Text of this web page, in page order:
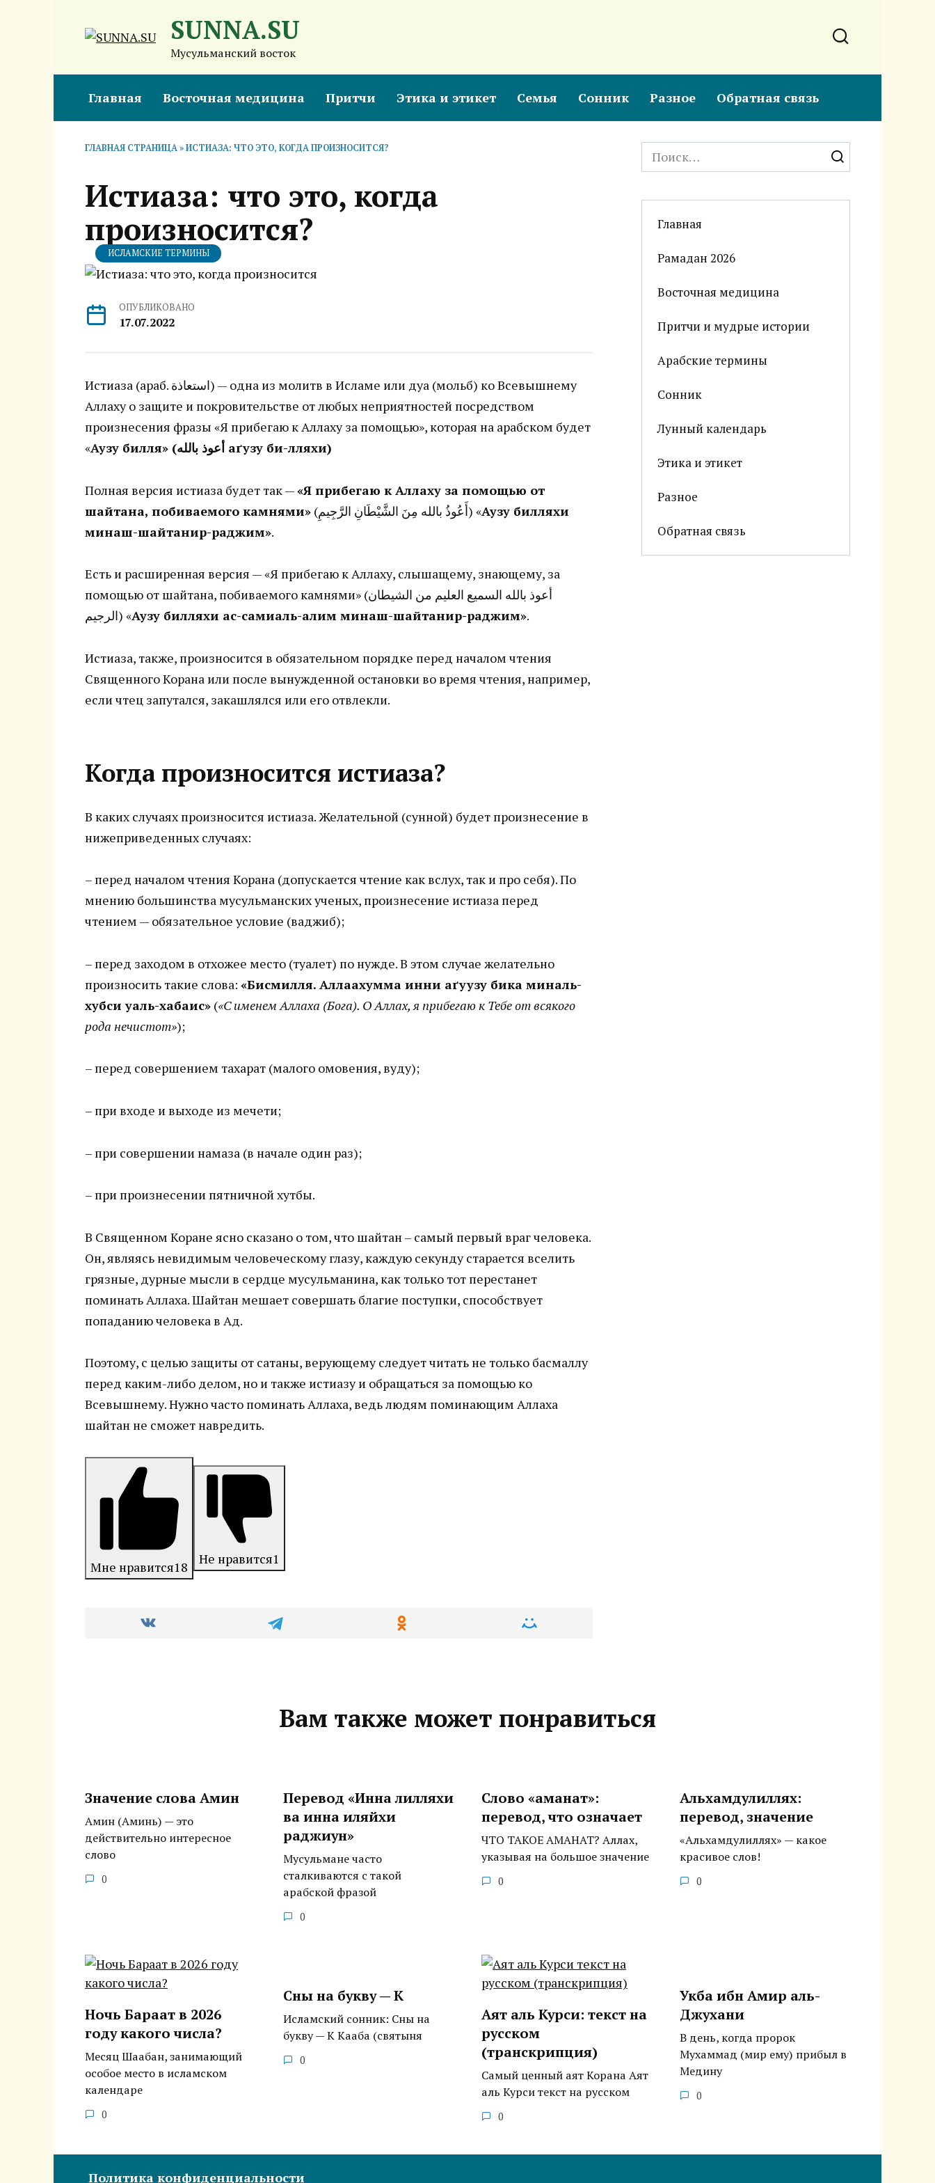
SUNNA.SU
Мусульманский восток
Главная Восточная медицина Притчи Этика и этикет Семья Сонник Разное Обратная связь
ГЛАВНАЯ СТРАНИЦА»ИСТИАЗА: ЧТО ЭТО, КОГДА ПРОИЗНОСИТСЯ?
Истиаза: что это, когда
произносится?
ИСЛАМСКИЕ ТЕРМИНЫ
ОПУБЛИКОВАНО
17.07.2022
Истиаза (араб. استعاذة‎) — одна из молитв в Исламе или дуа (мольб) ко Всевышнему
Аллаху о защите и покровительстве от любых неприятностей посредством
произнесения фразы «Я прибегаю к Аллаху за помощью», которая на арабском будет
«
Аузу билля» (أعوذ بالله‎ аґузу би-лляхи)
Полная версия истиаза будет так —«Я прибегаю к Аллаху за помощью от
шайтана, побиваемого камнями»
(أَعُوذُ بالله مِنَ الشَّيْطَانِ الرَّجِيمِ)‎ «Аузу билляхи
минаш-шайтанир-раджим».
Есть и расширенная версия — «Я прибегаю к Аллаху, слышащему, знающему, за
помощью от шайтана, побиваемого камнями» (أعوذ بالله السميع العليم من الشيطان
الرجيم‎) «Аузу билляхи ас-самиаль-алим минаш-шайтанир-раджим».
Истиаза, также, произносится в обязательном порядке перед началом чтения
Священного Корана или после вынужденной остановки во время чтения, например,
если чтец запутался, закашлялся или его отвлекли.
Когда произносится истиаза?
В каких случаях произносится истиаза. Желательной (сунной) будет произнесение в
нижеприведенных случаях:
– перед началом чтения Корана (допускается чтение как вслух, так и про себя). По
мнению большинства мусульманских ученых, произнесение истиаза перед
чтением — обязательное условие (ваджиб);
– перед заходом в отхожее место (туалет) по нужде. В этом случае желательно
произносить такие слова: «Бисмилля. Аллаахумма инни аґуузу бика миналь-
хубси уаль-хабаис» («С именем Аллаха (Бога). О Аллах, я прибегаю к Тебе от всякого
рода нечистот»);
– перед совершением тахарат (малого омовения, вуду);
– при входе и выходе из мечети;
– при совершении намаза (в начале один раз);
– при произнесении пятничной хутбы.
В Священном Коране ясно сказано о том, что шайтан – самый первый враг человека.
Он, являясь невидимым человеческому глазу, каждую секунду старается вселить
грязные, дурные мысли в сердце мусульманина, как только тот перестанет
поминать Аллаха. Шайтан мешает совершать благие поступки, способствует
попаданию человека в Ад.
Поэтому, с целью защиты от сатаны, верующему следует читать не только басмаллу
перед каким-либо делом, но и также истиазу и обращаться за помощью ко
Всевышнему. Нужно часто поминать Аллаха, ведь людям поминающим Аллаха
шайтан не сможет навредить.
Мне нравится18 Не нравится1
Search
for:
Главная
Рамадан 2026
Восточная медицина
Притчи и мудрые истории
Арабские термины
Сонник
Лунный календарь
Этика и этикет
Разное
Обратная связь
Вам также может понравиться
Значение слова Амин
Амин (Аминь) — это
действительно интересное
слово
0
Перевод «Инна лилляхи
ва инна иляйхи
раджиун»
Мусульмане часто
сталкиваются с такой
арабской фразой
0
Слово «аманат»:
перевод, что означает
ЧТО ТАКОЕ АМАНАТ? Аллах,
указывая на большое значение
0
Альхамдулиллях:
перевод, значение
«Альхамдулиллях» — какое
красивое слов!
0
Ночь Бараат в 2026
году какого числа?
Месяц Шаабан, занимающий
особое место в исламском
календаре
0
Сны на букву — К
Исламский сонник: Сны на
букву — К Кааба (святыня
0
Аят аль Курси: текст на
русском
(транскрипция)
Самый ценный аят Корана Аят
аль Курси текст на русском
0
Укба ибн Амир аль-
Джухани
В день, когда пророк
Мухаммад (мир ему) прибыл в
Медину
0
Политика конфиденциальности